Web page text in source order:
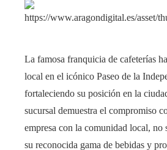
La famosa franquicia de cafeterías
local en el icónico Paseo de la
fortaleciendo su posición en la
sucursal demuestra el compromiso
empresa con la comunidad local,
su reconocida gama de bebidas y